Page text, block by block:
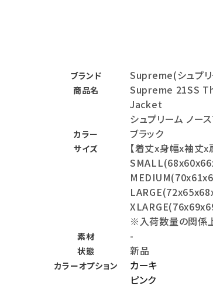
スニーカー・ブーツ
COLLABORATION BRAND
ACCOUNT MENU
ようこそ ゲスト 様
会員登録
ブランド Supreme(シュプ
商品名
Supreme 21SS
Jacket
シュプリーム ノー
カラー ブラック
サイズ
【着丈x身幅x袖丈x
※入荷数量の関係上
素材 -
状態 新品
カラーオプション
カーキ
ピンク